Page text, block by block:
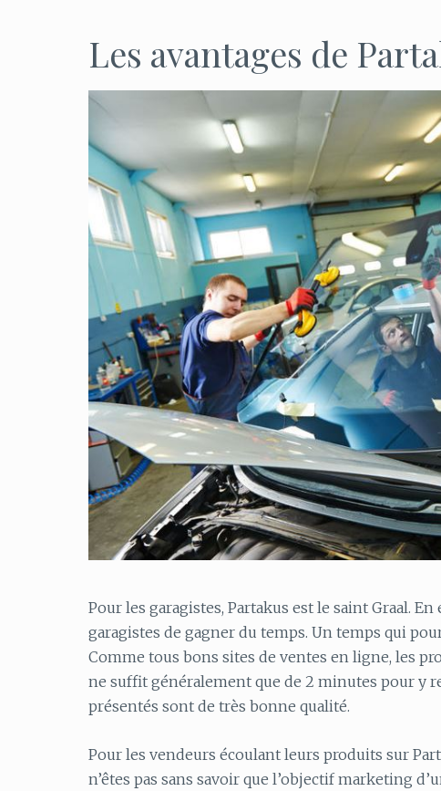
Les avantages de
Pour les garagistes, Partakus est le saint Graal.
garagistes de gagner du temps. Un temps qui
Comme tous bons sites de ventes en ligne, les
ne suffit généralement que de 2 minutes pour y
présentés sont de très bonne qualité.
Pour les vendeurs écoulant leurs produits sur
n’êtes pas sans savoir que l’objectif marketing